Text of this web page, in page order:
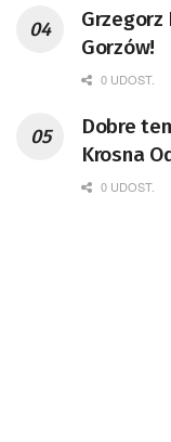
Gorzów!
0 UDOST.
Dobre
Krosna
0 UDOST.